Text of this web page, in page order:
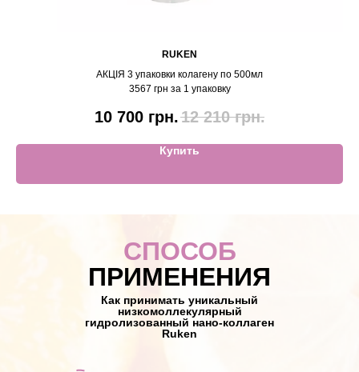
RUKEN
АКЦІЯ 3 упаковки колагену по 500мл
3567 грн за 1 упаковку
10 700 грн.12 210 грн.
Купить
СПОСОБ
ПРИМЕНЕНИЯ
Как принимать уникальный
низкомоллекулярный
гидролизованный нано-коллаген
Ruken